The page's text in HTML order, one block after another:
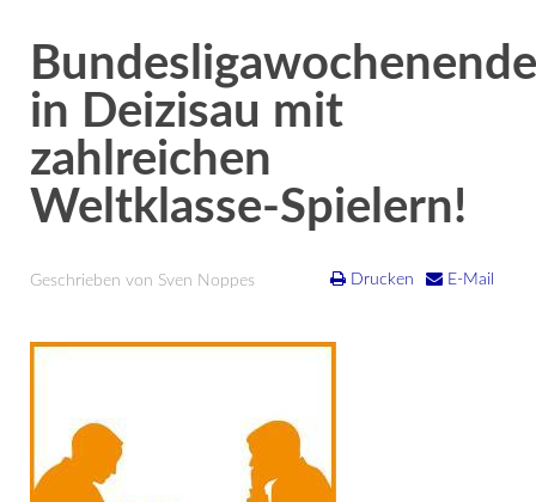
Bundesligawochenende
in Deizisau mit
zahlreichen
Weltklasse-Spielern!
Drucken E-Mail
Geschrieben von Sven Noppes